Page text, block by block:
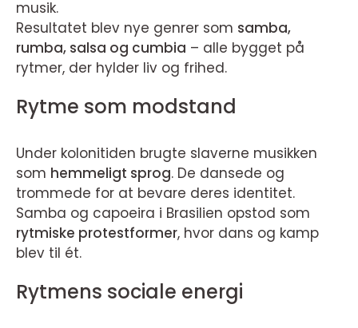
musik.
Resultatet blev nye genrer som samba,
rumba, salsa og cumbia – alle bygget på
rytmer, der hylder liv og frihed.
Rytme som modstand
Under kolonitiden brugte slaverne musikken
som hemmeligt sprog. De dansede og
trommede for at bevare deres identitet.
Samba og capoeira i Brasilien opstod som
rytmiske protestformer, hvor dans og kamp
blev til ét.
Rytmens sociale energi